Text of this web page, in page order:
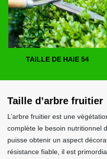
TAILLE DE HAIE 54
Taille d’arbre fruitier
L’arbre fruitier est une
complète le besoin nutritionnel
puisse obtenir un aspect
résistance fiable, il est